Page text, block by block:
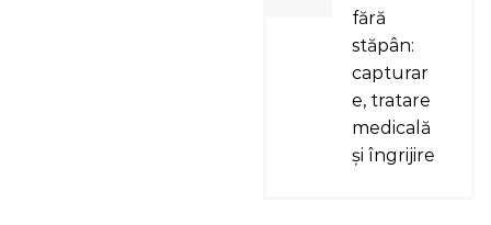
fără
stăpân:
capturar
e, tratare
medicală
și îngrijire